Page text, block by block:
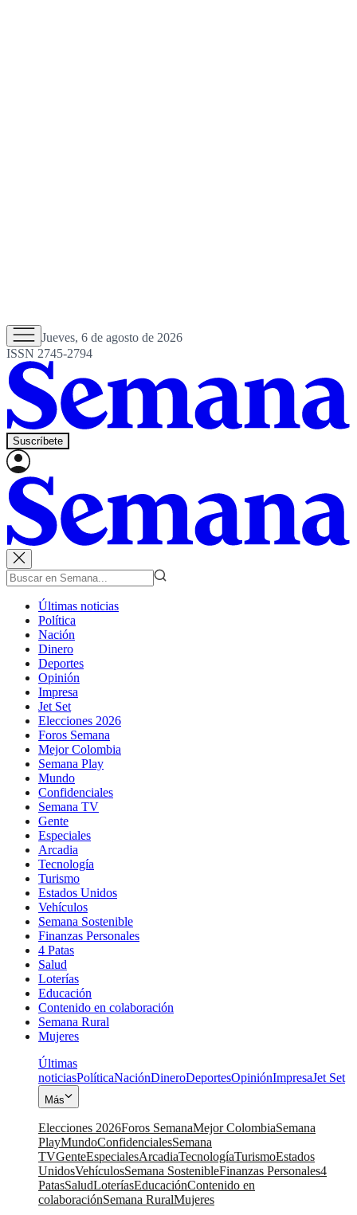
Jueves, 6 de agosto de 2026
ISSN 2745-2794
Suscríbete
Últimas noticias
Política
Nación
Dinero
Deportes
Opinión
Impresa
Jet Set
Elecciones 2026
Foros Semana
Mejor Colombia
Semana Play
Mundo
Confidenciales
Semana TV
Gente
Especiales
Arcadia
Tecnología
Turismo
Estados Unidos
Vehículos
Semana Sostenible
Finanzas Personales
4 Patas
Salud
Loterías
Educación
Contenido en colaboración
Semana Rural
Mujeres
Últimas
noticiasPolíticaNaciónDineroDeportesOpiniónImpresaJet Set
Más
Elecciones 2026Foros SemanaMejor ColombiaSemana
PlayMundoConfidencialesSemana
TVGenteEspecialesArcadiaTecnologíaTurismoEstados
UnidosVehículosSemana SostenibleFinanzas Personales4
PatasSaludLoteríasEducaciónContenido en
colaboraciónSemana RuralMujeres